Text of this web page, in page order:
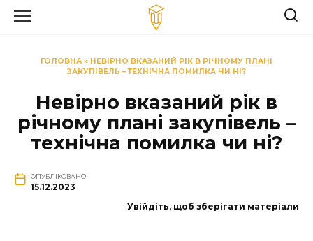
ГОЛОВНА» НЕВІРНО ВКАЗАНИЙ РІК В РІЧНОМУ ПЛАНІ
ЗАКУПІВЕЛЬ – ТЕХНІЧНА ПОМИЛКА ЧИ НІ?
Невірно вказаний рік в
річному плані закупівель –
технічна помилка чи ні?
ОПУБЛІКОВАНО
15.12.2023
Увійдіть, щоб зберігати матеріали